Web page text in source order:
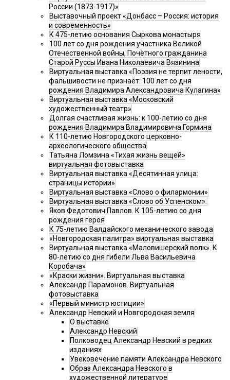
России (1873-1917)»
Выставочный проект «Донбасс – Россия: история
и современность»
К 475-летию основания Сыркова монастыря
100 лет со дня рождения участника Великой
Отечественной войны, Почётного гражданина
Старой Руссы Ивана Николаевича Вязинина
Виртуальная выставка «Поэзия не терпит лености,
фальшивости не признаёт: 100 лет со дня
рождения Владимира Александровича Кулагина»
Виртуальная выставка «Московский
художественный театр»
Долгая счастливая жизнь: к 100-летию со дня
рождения Владимира Владимировича Гормина
К 110-летию Новгородского церковно-
археологического общества
Татьяна Ломзина «Тихая жизнь вещей»
виртуальная фотовыставка
Виртуальная выставка «Десятинная улица:
страницы истории»
Виртуальная выставка «Слово о филармонии»
Виртуальная выставка «Слово об Успенском».
Яков Федотович Павлов. К 105-летию со дня
рождения героя
К 75-летию Валдайского механического завода
«Новгородская палитра» виртуальная выставка
Виртуальная выставка «Маловишерский волк». К
80-летию со дня гибели Льва Васильевича
Коробача»
«Краски жизни». Виртуальная выставка
Александр Парамонов. Виртуальная
фотовыставка
«Первый министр юстиции»
Александр Невский и Новгородская земля
О выставке
Александр Невский
Полководец Александр Невский в редких
изданиях
Увековечение памяти Александра Невского
Образ Александра Невского в
художественной литературе